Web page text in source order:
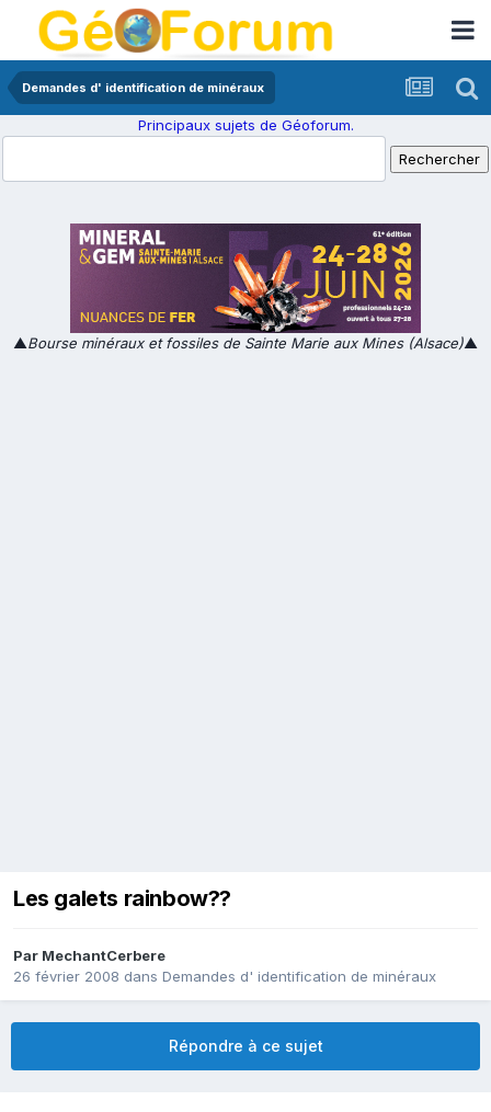
Demandes d' identification de minéraux
Principaux sujets de Géoforum.
▲Bourse minéraux et fossiles de Sainte Marie aux Mines (Alsace)▲
Les galets rainbow??
Par MechantCerbere
26 février 2008 dans Demandes d' identification de minéraux
Répondre à ce sujet